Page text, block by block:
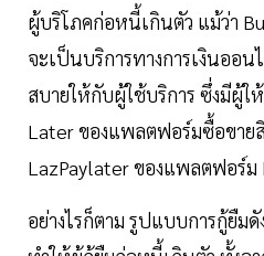
ผู้บริโภคก่อหนี้เกินตัว แม้ว่า
จะเป็นบริการทางการเงินออ
สบายให้กับผู้ใช้บริการ ซึ่งมีผู้ใ
Later ของแพลตฟอร์มซื้อขาย
LazPaylater ของแพลตฟอร์ม
อย่างไรก็ตาม รูปแบบการกู้ยืมดั